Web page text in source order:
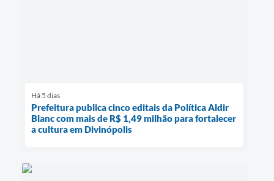
Há 5 dias
Prefeitura publica cinco editais da Política Aldir
Blanc com mais de R$ 1,49 milhão para fortalecer
a cultura em Divinópolis